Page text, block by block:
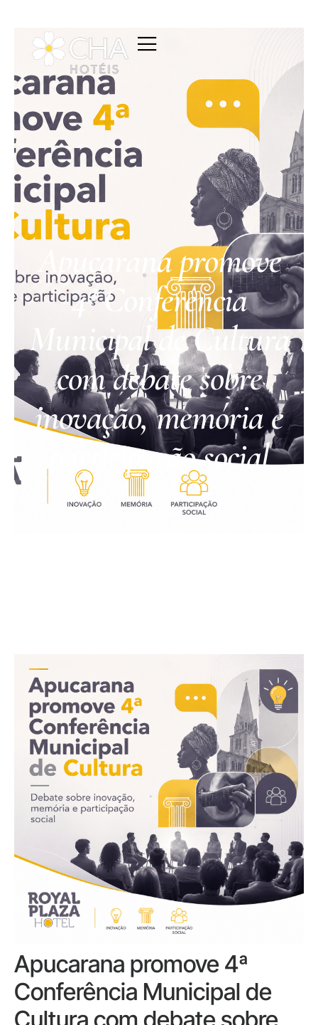
Apucarana promove
4ª Conferência
Municipal de Cultura
com debate sobre
inovação, memória e
participação social
Apucarana promove 4ª
Conferência Municipal de
Cultura com debate sobre